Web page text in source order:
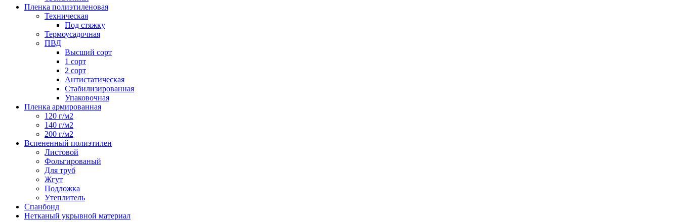
Пленка полиэтиленовая
Техническая
Под стяжку
Термоусадочная
ПВД
Высший сорт
1 сорт
2 сорт
Антистатическая
Стабилизированная
Упаковочная
Пленка армированная
120 г/м2
140 г/м2
200 г/м2
Вспененный полиэтилен
Листовой
Фольгированый
Для труб
Жгут
Подложка
Утеплитель
Спанбонд
Нетканый укрывной материал